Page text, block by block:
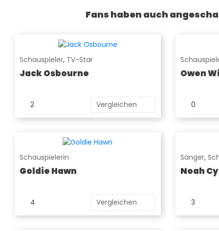
Fans haben auch
Schauspieler, TV-Star
Jack Osbourne
2 Vergleichen
Owen
0
Schauspielerin
Goldie Hawn
4 Vergleichen
Sänger,
Noah
3